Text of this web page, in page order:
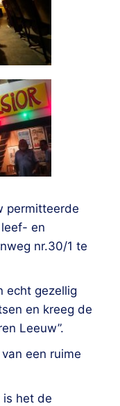
permitteerde
en
nr.30/1 te
echt gezellig
en kreeg de
Leeuw”.
een ruime
is het de